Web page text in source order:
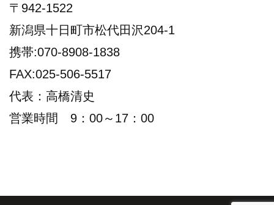
〒942-1522
新潟県十日町市松代田沢204-1
携帯:070-8908-1838
FAX:025-506-5517
代表：高橋清史
営業時間 9：00～17：00